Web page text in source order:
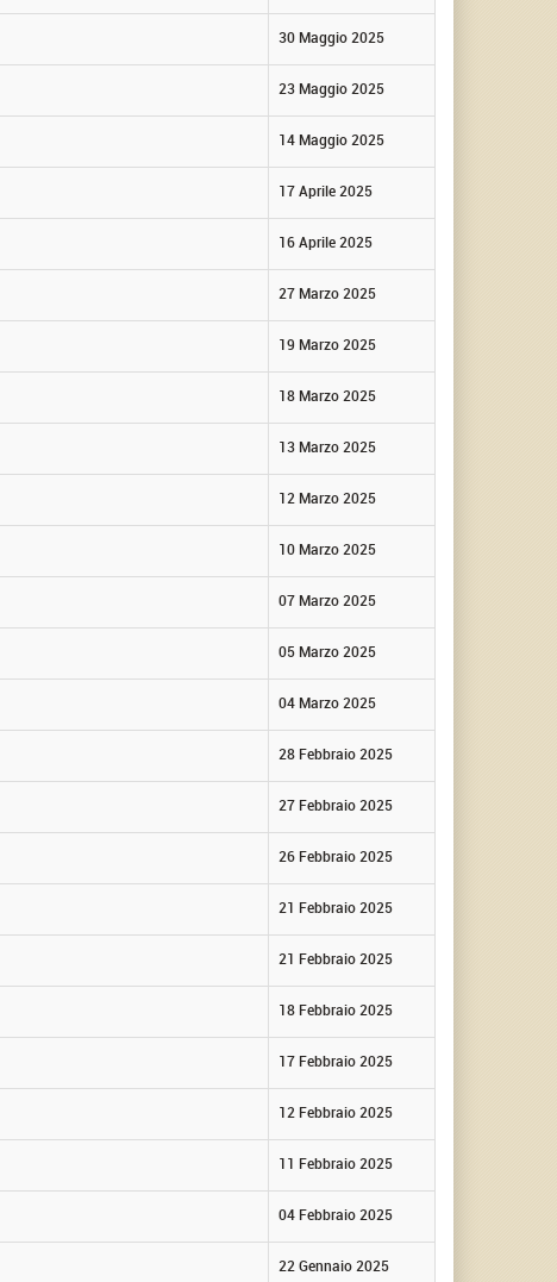
30 Maggio 2025
23 Maggio 2025
14 Maggio 2025
17 Aprile 2025
16 Aprile 2025
27 Marzo 2025
19 Marzo 2025
18 Marzo 2025
13 Marzo 2025
12 Marzo 2025
10 Marzo 2025
07 Marzo 2025
05 Marzo 2025
04 Marzo 2025
28 Febbraio 2025
27 Febbraio 2025
26 Febbraio 2025
21 Febbraio 2025
21 Febbraio 2025
18 Febbraio 2025
17 Febbraio 2025
12 Febbraio 2025
11 Febbraio 2025
04 Febbraio 2025
22 Gennaio 2025